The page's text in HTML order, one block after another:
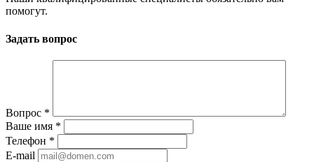
помогут.
Задать вопрос
Вопрос *
Ваше имя *
Телефон *
E-mail